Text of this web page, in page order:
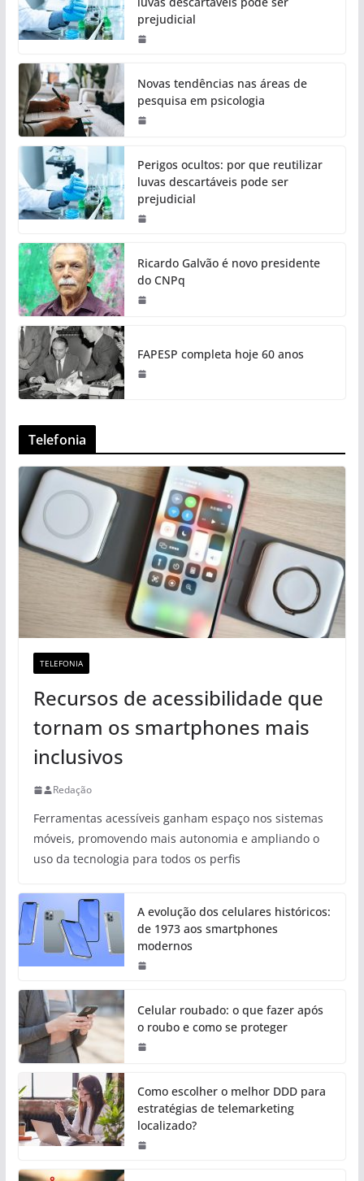
prejudicial
Novas tendências nas áreas de
pesquisa em psicologia
Perigos ocultos: por que reutilizar
luvas descartáveis pode ser
prejudicial
Ricardo Galvão é novo presidente
do CNPq
FAPESP completa hoje 60 anos
Telefonia
TELEFONIA
Recursos de acessibilidade que
tornam os smartphones mais
inclusivos
Redação
Ferramentas acessíveis ganham espaço nos sistemas
móveis, promovendo mais autonomia e ampliando o
uso da tecnologia para todos os perfis
A evolução dos celulares históricos:
de 1973 aos smartphones
modernos
Celular roubado: o que fazer após
o roubo e como se proteger
Como escolher o melhor DDD para
estratégias de telemarketing
localizado?